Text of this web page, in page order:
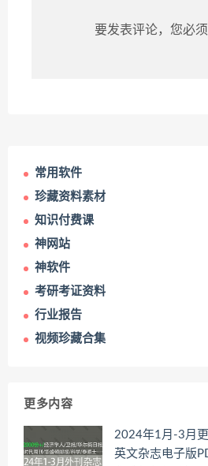
要发表评论，您必
常用软件
珍藏资料素材
知识付费课
神网站
神软件
考研考证资料
行业报告
视频珍藏合集
更多内容
2024年1月-3月
英文杂志电子版